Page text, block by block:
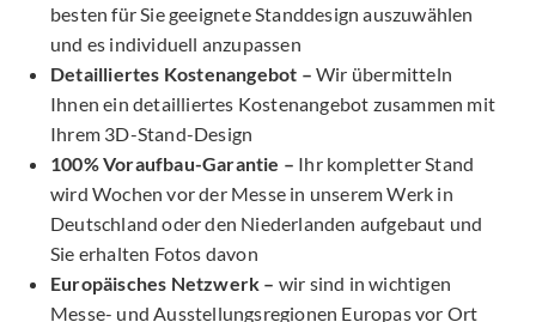
besten für Sie geeignete Standdesign auszuwählen
und es individuell anzupassen
Detailliertes Kostenangebot – Wir übermitteln
Ihnen ein detailliertes Kostenangebot zusammen mit
Ihrem 3D-Stand-Design
100% Voraufbau-Garantie – Ihr kompletter Stand
wird Wochen vor der Messe in unserem Werk in
Deutschland oder den Niederlanden aufgebaut und
Sie erhalten Fotos davon
Europäisches Netzwerk – wir sind in wichtigen
Messe- und Ausstellungsregionen Europas vor Ort